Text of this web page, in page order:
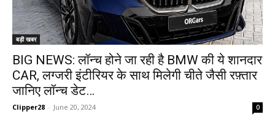
बड़ी खबर
BIG NEWS: लॉन्च होने जा रही है BMW की ये शानदार
CAR, लग्जरी इंटीरियर के साथ मिलेगी चीते जैसी रफ़्तार
जानिए लॉन्च डेट…
Clipper28 - June 20, 2024 0